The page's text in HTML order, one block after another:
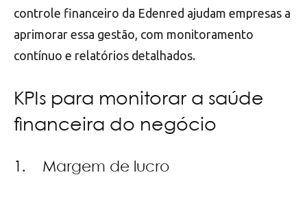
controle financeiro da Edenred ajudam empresas a
aprimorar essa gestão, com monitoramento
contínuo e relatórios detalhados.
KPIs para monitorar a saúde
financeira do negócio
1. Margem de lucro